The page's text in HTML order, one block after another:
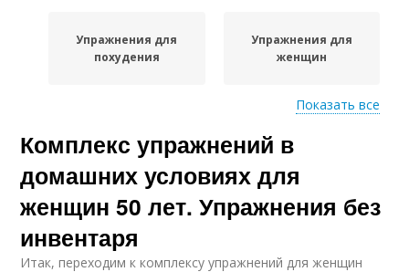
Упражнения для
похудения
Упражнения для
женщин
Физические
упражнения
Упражнения на
накачку
Трицепс в домашних
условиях
трицепс
Показать все
Комплекс упражнений в
домашних условиях для
женщин 50 лет. Упражнения без
инвентаря
Итак, переходим к комплексу упражнений для женщин